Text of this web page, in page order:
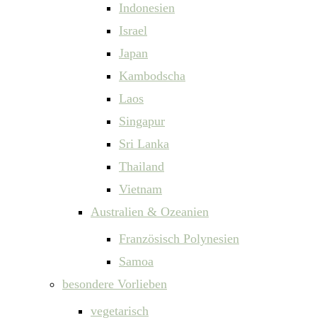
Indonesien
Israel
Japan
Kambodscha
Laos
Singapur
Sri Lanka
Thailand
Vietnam
Australien & Ozeanien
Französisch Polynesien
Samoa
besondere Vorlieben
vegetarisch